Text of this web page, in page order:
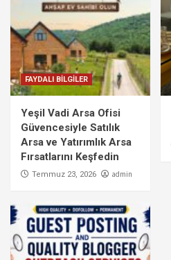
FAYDALI BİLGİLER
Yeşil Vadi Arsa Ofisi
Güvencesiyle Satılık
Arsa ve Yatırımlık Arsa
Fırsatlarını Keşfedin
Temmuz 23, 2026 admin